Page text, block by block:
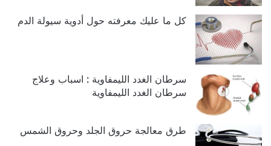
كل ما عليك معرفته حول أدوية سيولة الدم
سرطان الغدد الليمفاوية : اسباب وعلاج
سرطان الغدد الليمفاوية
طرق معالجة حروق الجلد وحروق الشمس